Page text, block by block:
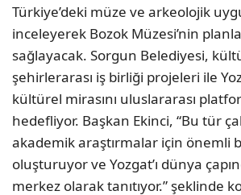
Türkiye’deki müze ve arkeolojik
inceleyerek Bozok Müzesi’nin
sağlayacak. Sorgun Belediyesi,
şehirlerarası iş birliği projeleri ile
kültürel mirasını uluslararası
hedefliyor. Başkan Ekinci, “Bu tür
akademik araştırmalar için önemli
oluşturuyor ve Yozgat’ı dünya
merkez olarak tanıtıyor.” şeklinde